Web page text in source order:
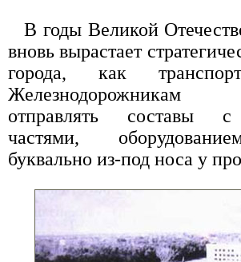
В годы Великой
вновь вырастает
города, как
Железнодорожникам
отправлять составы
частями,
буквально из-под носа у